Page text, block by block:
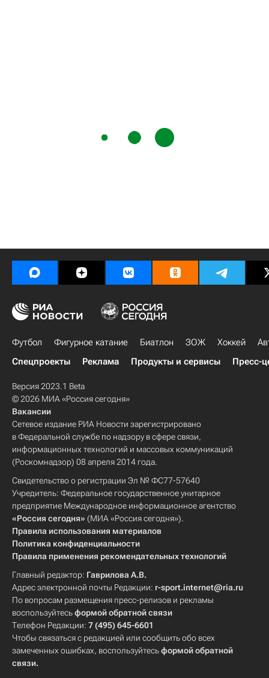
Футбол Фигурное катание Биатлон ЗОЖ Хоккей
Спецпроекты
Реклама Продукты и сервисы Пресс-
Версия 2023.1 Beta
© 2026 МИА «Россия сегодня»
Вакансии
Сетевое издание РИА Новости зарегистрировано
в Федеральной службе по надзору в сфере связи,
информационных технологий и массовых коммуникаций
(Роскомнадзор) 08 апреля 2014 года.
Свидетельство о регистрации Эл № ФС77-57640
Учредитель: Федеральное государственное унитарное
предприятие Международное информационное агентство
«Россия сегодня» (МИА «Россия сегодня»).
Правила использования материалов
Политика конфиденциальности
Правила применения рекомендательных технологий
Главный редактор: Гаврилова А.В.
Адрес электронной почты Редакции: r-sport.internet@ria.ru
По вопросам размещения пресс-релизов и рекламы
воспользуйтесьформой обратной связи
Телефон Редакции: 7 (495) 645-6601
Чтобы связаться с редакцией или сообщить обо всех
замеченных ошибках, воспользуйтесьформой обратной
связи.